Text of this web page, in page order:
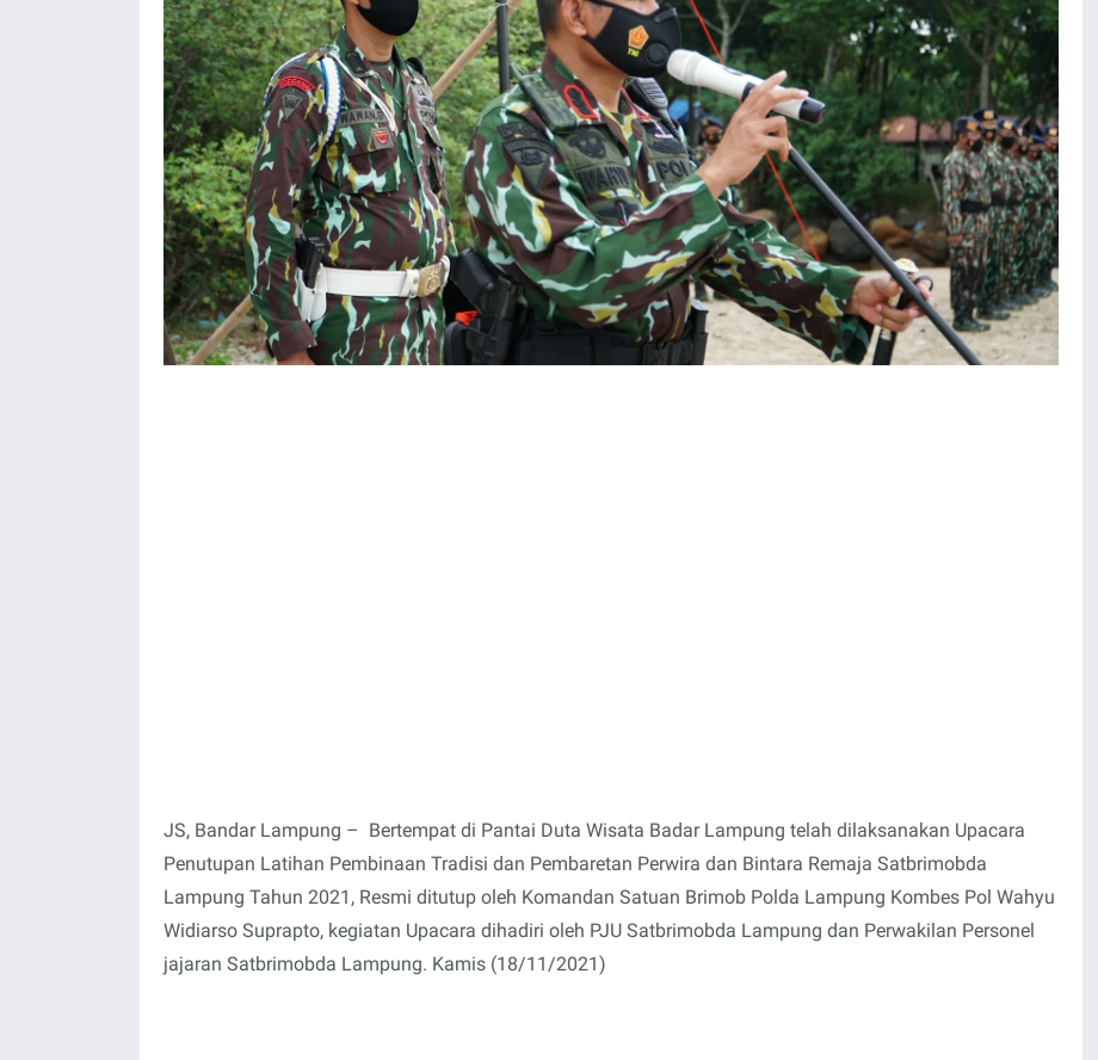
JS, Bandar Lampung – Bertempat di Pantai Duta Wisata Badar Lampung telah dilaksanakan Upacara
Penutupan Latihan Pembinaan Tradisi dan Pembaretan Perwira dan Bintara Remaja Satbrimobda
Lampung Tahun 2021, Resmi ditutup oleh Komandan Satuan Brimob Polda Lampung Kombes Pol Wahyu
Widiarso Suprapto, kegiatan Upacara dihadiri oleh PJU Satbrimobda Lampung dan Perwakilan Personel
jajaran Satbrimobda Lampung. Kamis (18/11/2021)